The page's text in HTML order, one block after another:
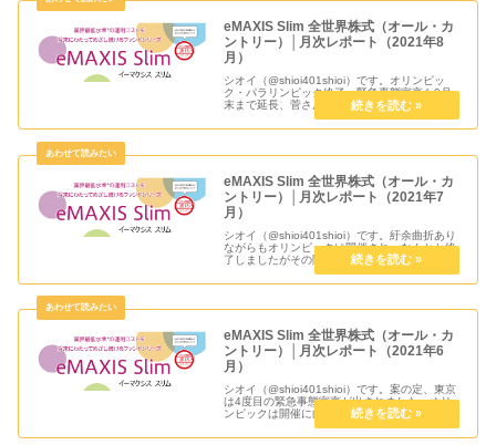
eMAXIS Slim 全世界株式（オール・カ
ントリー）│月次レポート（2021年8
月）
シオイ（@shioi401shioi）です。オリンピッ
ク・パラリンピック終了、緊急事態宣言も9月
末まで延長、菅さん任期満了で総裁選出馬せず
と色々ニュースがありましたが個人的にはよや
く2回目ワクチン接種が済むのでちょっとだけ
eMAXIS Slim 全世界株式（オール・カ
ントリー）│月次レポート（2021年7
月）
シオイ（@shioi401shioi）です。紆余曲折あり
ながらもオリンピックは開催され、なんとか終
了しましたがその間にコロナ感染者の状況は悪
化の一途を辿るばかり。自助努力で感染対策で
きることは可能な限りしていきたいですが、新
eMAXIS Slim 全世界株式（オール・カ
ントリー）│月次レポート（2021年6
月）
シオイ（@shioi401shioi）です。案の定、東京
は4度目の緊急事態宣言が出されました。オリ
ンピックは開催に向けて進んでしまっているも
のの果たしてどれだけ盛り上がるのか分かりま
せんが世界中からの人が日本にやってくること